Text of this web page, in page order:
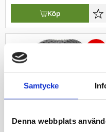
Samtycke
Denna webbplats
Köp
Köp minst 4 däck, få 10%